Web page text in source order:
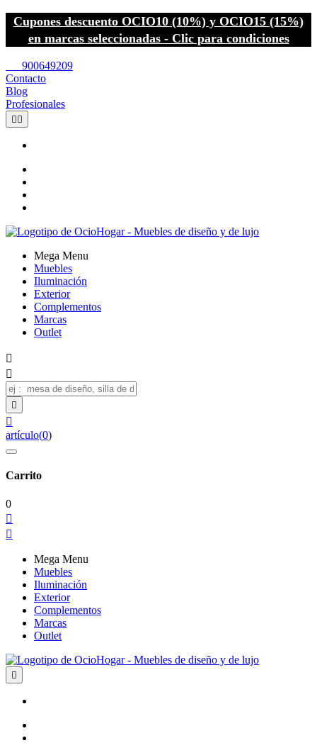
Cupones descuento OCIO10 (10%) y OCIO15 (15%)
en marcas seleccionadas - Clic para condiciones
900649209
Contacto
Blog
Profesionales
 
Mega Menu
Muebles
Iluminación
Exterior
Complementos
Marcas
Outlet




artículo(0)
Carrito
0


Mega Menu
Muebles
Iluminación
Exterior
Complementos
Marcas
Outlet
